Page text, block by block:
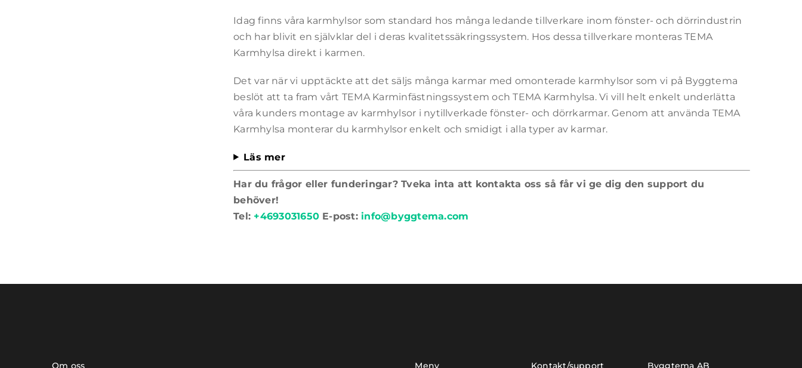
Idag finns våra karmhylsor som standard hos många ledande tillverkare inom fönster- och dörrindustrin
och har blivit en självklar del i deras kvalitetssäkringssystem. Hos dessa tillverkare monteras TEMA
Karmhylsa direkt i karmen.
Det var när vi upptäckte att det säljs många karmar med omonterade karmhylsor som vi på Byggtema
beslöt att ta fram vårt TEMA Karminfästningssystem och TEMA Karmhylsa. Vi vill helt enkelt underlätta
våra kunders montage av karmhylsor i nytillverkade fönster- och dörrkarmar. Genom att använda TEMA
Karmhylsa monterar du karmhylsor enkelt och smidigt i alla typer av karmar.
Läs mer
Har du frågor eller funderingar? Tveka inta att kontakta oss så får vi ge dig den support du
behöver!
Tel: +4693031650E-post:info@byggtema.com
Om oss Meny Kontakt/support Byggtema AB